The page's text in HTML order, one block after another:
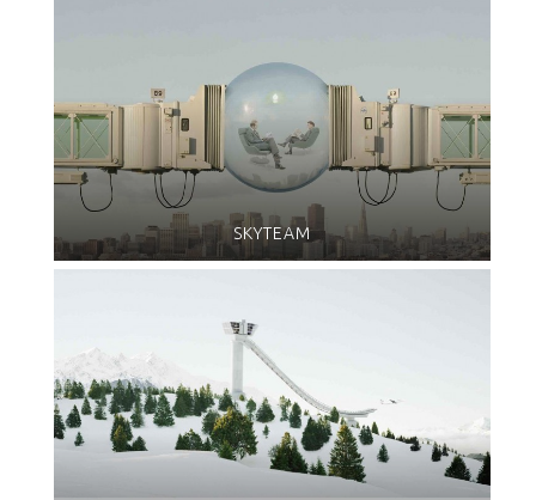
SKYTEAM